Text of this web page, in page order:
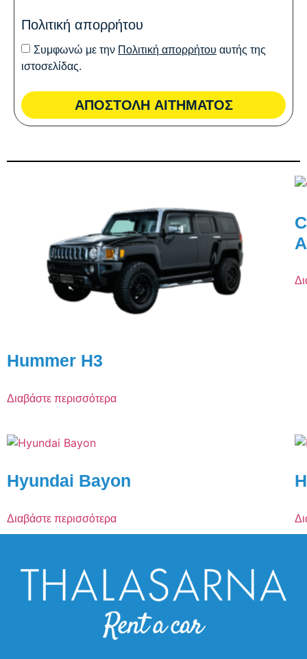
Πολιτική απορρήτου
Συμφωνώ με την Πολιτική απορρήτου αυτής της
ιστοσελίδας.
ΑΠΟΣΤΟΛΗ ΑΙΤΗΜΑΤΟΣ
Hummer H3
Διαβάστε περισσότερα
Hyundai Bayon
Διαβάστε περισσότερα